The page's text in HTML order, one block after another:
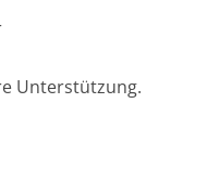
Unterstützung.